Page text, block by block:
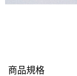
商品規格